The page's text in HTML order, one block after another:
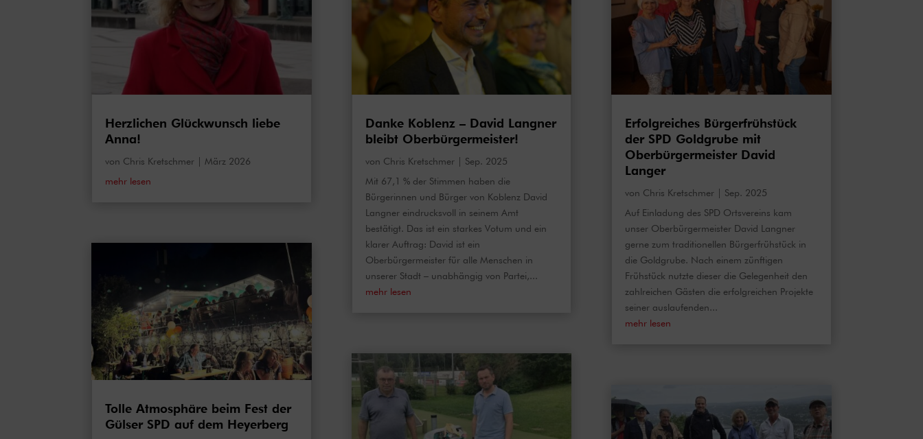
Herzlichen Glückwunsch liebe
Anna!
von Chris Kretschmer |März 2026
mehr lesen
Tolle Atmosphäre beim Fest der
Gülser SPD auf dem Heyerberg
Danke Koblenz – David Langner
bleibt Oberbürgermeister!
von Chris Kretschmer| Sep. 2025
Mit 67,1 % der Stimmen haben die
Bürgerinnen und Bürger von Koblenz David
Langner eindrucksvoll in seinem Amt
bestätigt. Das ist ein starkes Votum und ein
klarer Auftrag: David ist ein
Oberbürgermeister für alle Menschen in
unserer Stadt – unabhängig von Partei,...
mehr lesen
Erfolgreiches Bürgerfrühstück
der SPD Goldgrube mit
Oberbürgermeister David
Langer
von Chris Kretschmer| Sep. 2025
Auf Einladung des SPD Ortsvereins kam
unser Oberbürgermeister David Langner
gerne zum traditionellen Bürgerfrühstück in
die Goldgrube. Nach einem zünftigen
Frühstück nutzte dieser die Gelegenheit den
zahlreichen Gästen die erfolgreichen Projekte
seiner auslaufenden...
mehr lesen